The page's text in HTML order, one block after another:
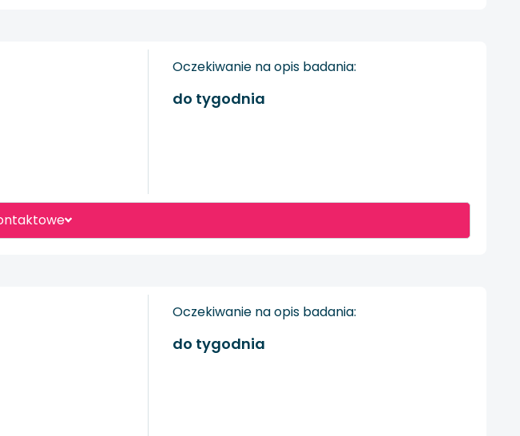
Oczekiwanie na opis badania:
do tygodnia
Oczekiwanie na opis badania:
do tygodnia